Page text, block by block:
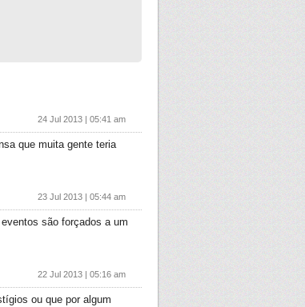
24 Jul 2013 | 05:41 am
que muita gente teria
23 Jul 2013 | 05:44 am
são forçados a um
22 Jul 2013 | 05:16 am
ou que por algum